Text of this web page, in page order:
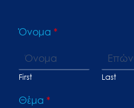
Όνομα *
First Last
Θέμα *